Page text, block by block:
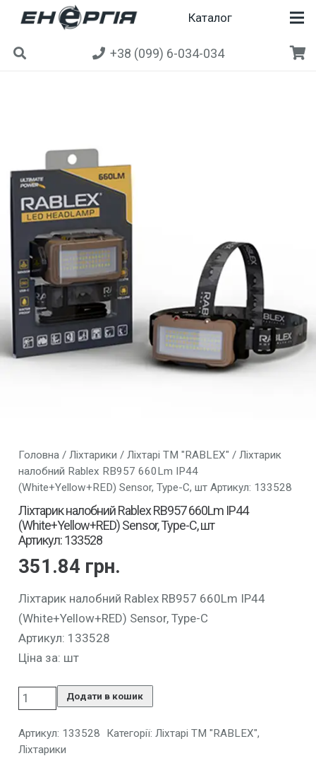
Каталог
+38 (099) 6-034-034
Головна/ Ліхтарики / Ліхтарі ТМ "RABLEX" / Ліхтарик
налобний Rablex RB957 660Lm IP44
(White+Yellow+RED) Sensor, Type-C, шт Артикул: 133528
Ліхтарик налобний Rablex RB957 660Lm IP44
(White+Yellow+RED) Sensor, Type-C, шт
Артикул: 133528
351.84 грн.
Ліхтарик налобний Rablex RB957 660Lm IP44
(White+Yellow+RED) Sensor, Type-C
Артикул: 133528
Ціна за: шт
Додати в кошик
Артикул: 133528 Категорії: Ліхтарі ТМ "RABLEX",
Ліхтарики